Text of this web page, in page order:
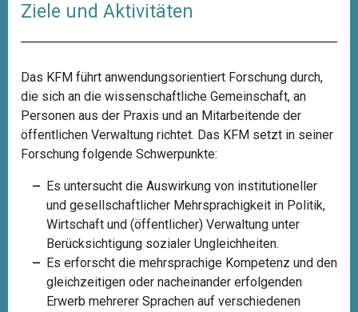
Ziele und Aktivitäten
Das KFM führt anwendungsorientiert Forschung durch,
die sich an die wissenschaftliche Gemeinschaft, an
Personen aus der Praxis und an Mitarbeitende der
öffentlichen Verwaltung richtet. Das KFM setzt in seiner
Forschung folgende Schwerpunkte:
Es untersucht die Auswirkung von institutioneller
und gesellschaftlicher Mehrsprachigkeit in Politik,
Wirtschaft und (öffentlicher) Verwaltung unter
Berücksichtigung sozialer Ungleichheiten.
Es erforscht die mehrsprachige Kompetenz und den
gleichzeitigen oder nacheinander erfolgenden
Erwerb mehrerer Sprachen auf verschiedenen